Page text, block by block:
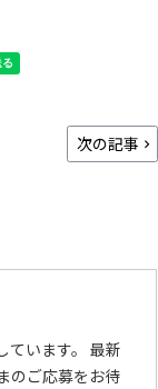
次の記事
ています。 最新
のご応募をお待